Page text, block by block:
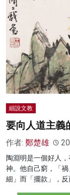
細說文教
要向人道主義
作者: 鄭楚雄
陶淵明是一個好人
神。他自己窮，「
細」而「擺款」，反